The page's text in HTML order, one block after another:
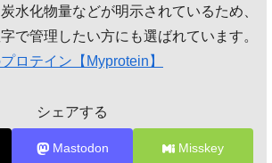
水化物量などが明示されているため、
で管理したい方にも選ばれています。
ロテイン【Myprotein】
シェアする
Mastodon Misskey